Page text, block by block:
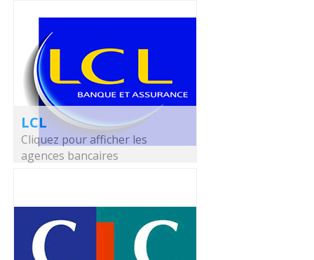
LCL
Cliquez pour afficher les
agences bancaires